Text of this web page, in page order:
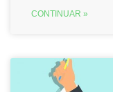
CONTINUAR »